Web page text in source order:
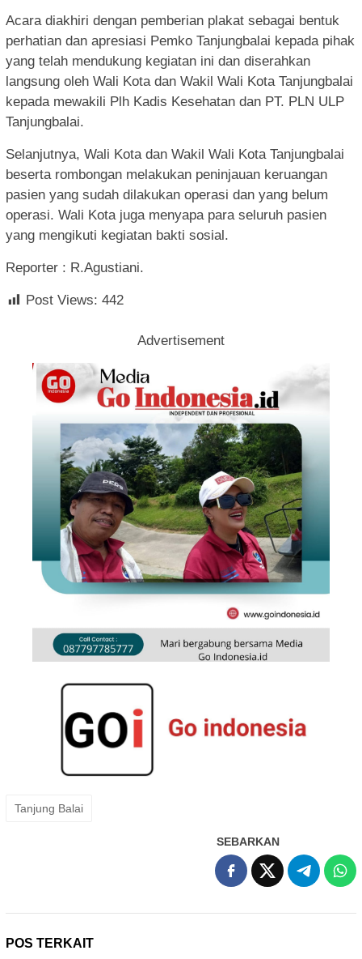
Acara diakhiri dengan pemberian plakat sebagai bentuk
perhatian dan apresiasi Pemko Tanjungbalai kepada pihak
yang telah mendukung kegiatan ini dan diserahkan
langsung oleh Wali Kota dan Wakil Wali Kota Tanjungbalai
kepada mewakili Plh Kadis Kesehatan dan PT. PLN ULP
Tanjungbalai.
Selanjutnya, Wali Kota dan Wakil Wali Kota Tanjungbalai
beserta rombongan melakukan peninjauan keruangan
pasien yang sudah dilakukan operasi dan yang belum
operasi. Wali Kota juga menyapa para seluruh pasien
yang mengikuti kegiatan bakti sosial.
Reporter : R.Agustiani.
Post Views: 442
Advertisement
Tanjung Balai
SEBARKAN
POS TERKAIT